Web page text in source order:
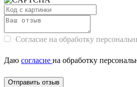
Согласие на обработку
Даю согласие на обработку